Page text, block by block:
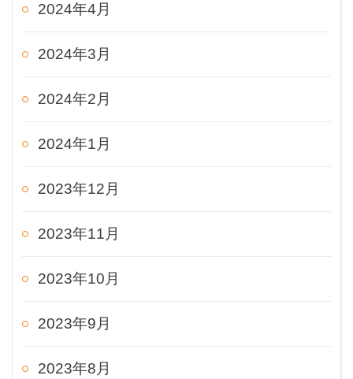
2024年4月
2024年3月
2024年2月
2024年1月
2023年12月
2023年11月
2023年10月
2023年9月
2023年8月